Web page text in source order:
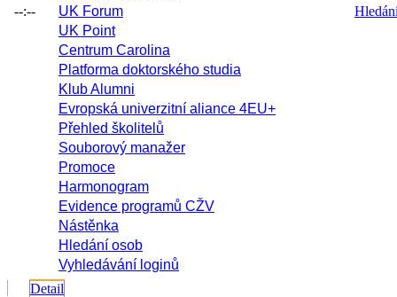
--:--
UK Forum
UK Point
Centrum Carolina
Platforma doktorského studia
Klub Alumni
Evropská univerzitní aliance 4EU+
Přehled školitelů
Souborový manažer
Promoce
Harmonogram
Evidence programů CŽV
Nástěnka
Hledání osob
Vyhledávání loginů
Detail